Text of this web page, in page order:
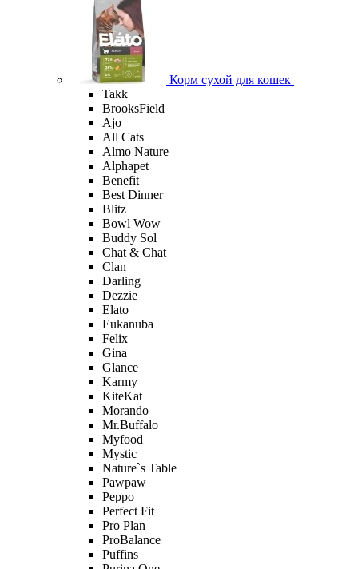
Корм сухой для кошек
Takk
BrooksField
Ajo
All Cats
Almo Nature
Alphapet
Benefit
Best Dinner
Blitz
Bowl Wow
Buddy Sol
Chat & Chat
Clan
Darling
Dezzie
Elato
Eukanuba
Felix
Gina
Glance
Karmy
KiteKat
Morando
Mr.Buffalo
Myfood
Mystic
Nature`s Table
Pawpaw
Peppo
Perfect Fit
Pro Plan
ProBalance
Puffins